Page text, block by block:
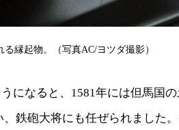
縁起物。（写真AC/ヨツダ撮影）
になると、1581年には但馬国
鉄砲大将にも任ぜられました